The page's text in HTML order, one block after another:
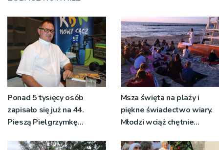
Ponad 5 tysięcy osób
zapisało się już na 44.
Pieszą Pielgrzymkę
Msza święta na plaży i
piękne świadectwo wiary.
Młodzi wciąż chętnie